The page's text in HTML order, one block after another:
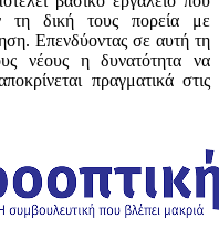
τη δική τους πορεία με
Επενδύοντας σε αυτή τη
νέους η δυνατότητα να
πραγματικά στις